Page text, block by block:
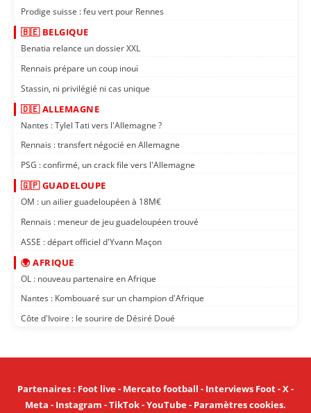
Prodige suisse : feu vert pour Rennes
🇧🇪 BELGIQUE
Benatia relance un dossier XXL
Rennais prépare un coup inouï
Stassin, ni privilégié ni cas unique
🇩🇪 ALLEMAGNE
Nantes : Tylel Tati vers l'Allemagne ?
Rennais : transfert négocié en Allemagne
PSG : confirmé, un crack file vers l'Allemagne
🇬🇵 GUADELOUPE
OM : un ailier guadeloupéen à 18M€
Rennais : meneur de jeu guadeloupéen trouvé
ASSE : départ officiel d'Yvann Maçon
🌍 AFRIQUE
OL : nouveau partenaire en Afrique
Nantes : Kombouaré sur un champion d'Afrique
Côte d'Ivoire : le sourire de Désiré Doué
Partenaires: Foot live- Mercato football - Interviews Foot-X-
Meta - Instagram -TikTok-YouTube- Paramètres cookies.